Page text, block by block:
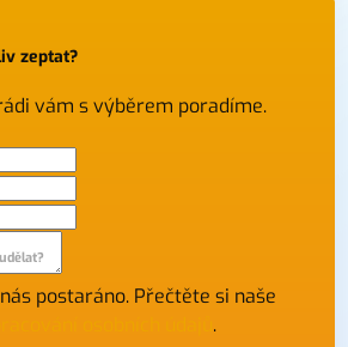
zeptat?
vám s výběrem poradíme.
postaráno. Přečtěte si naše
.